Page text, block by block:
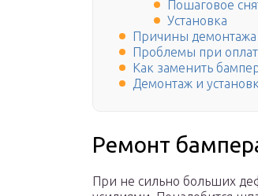
Пошаговое
Установка
Причины демонтажа
Проблемы при
Как заменить
Демонтаж и
Ремонт
При не сильно больших